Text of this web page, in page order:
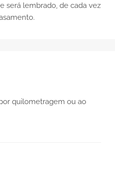
será lembrado, de cada vez
quilometragem ou ao